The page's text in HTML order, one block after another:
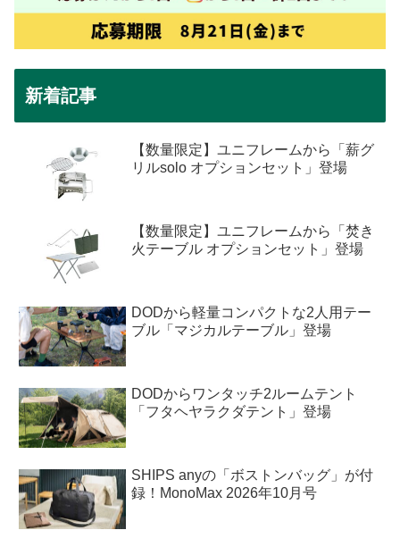
新着記事
【数量限定】ユニフレームから「薪グ
リルsolo オプションセット」登場
【数量限定】ユニフレームから「焚き
火テーブル オプションセット」登場
DODから軽量コンパクトな2人用テー
ブル「マジカルテーブル」登場
DODからワンタッチ2ルームテント
「フタヘヤラクダテント」登場
SHIPS anyの「ボストンバッグ」が付
録！MonoMax 2026年10月号